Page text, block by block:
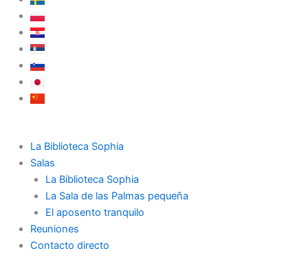
La Biblioteca Sophia
Salas
La Biblioteca Sophia
La Sala de las Palmas pequeña
El aposento tranquilo
Reuniones
Contacto directo